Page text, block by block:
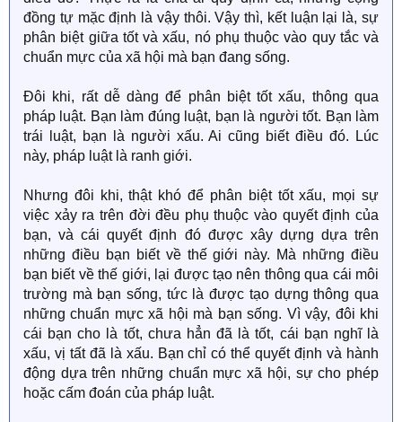
đồng tự mặc định là vậy thôi. Vậy thì, kết luận lại là, sự
phân biệt giữa tốt và xấu, nó phụ thuộc vào quy tắc và
chuẩn mực của xã hội mà bạn đang sống.
Đôi khi, rất dễ dàng để phân biệt tốt xấu, thông qua
pháp luật. Bạn làm đúng luật, bạn là người tốt. Bạn làm
trái luật, bạn là người xấu. Ai cũng biết điều đó. Lúc
này, pháp luật là ranh giới.
Nhưng đôi khi, thật khó để phân biệt tốt xấu, mọi sự
việc xảy ra trên đời đều phụ thuộc vào quyết định của
bạn, và cái quyết định đó được xây dựng dựa trên
những điều bạn biết về thế giới này. Mà những điều
bạn biết về thế giới, lại được tạo nên thông qua cái môi
trường mà bạn sống, tức là được tạo dựng thông qua
những chuẩn mực xã hội mà bạn sống. Vì vậy, đôi khi
cái bạn cho là tốt, chưa hẳn đã là tốt, cái bạn nghĩ là
xấu, vị tất đã là xấu. Bạn chỉ có thể quyết định và hành
động dựa trên những chuẩn mực xã hội, sự cho phép
hoặc cấm đoán của pháp luật.